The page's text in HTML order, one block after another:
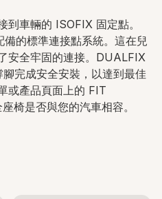
到車輛的 ISOFIX 固定點。
的標準連接點系統。這在兒
安全牢固的連接。DUALFIX
完成安全安裝，以達到最佳
或產品頁面上的 FIT
椅是否與您的汽車相容。